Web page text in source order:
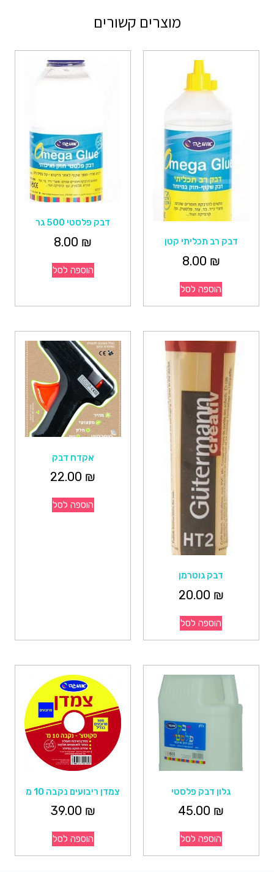
מוצרים קשורים
דבק רב תכליתי קטן
8.00 ₪
הוספה לסל
דבק פלסטי 500 גר
8.00 ₪
הוספה לסל
דבק גוטרמן
20.00 ₪
הוספה לסל
אקדח דבק
22.00 ₪
הוספה לסל
גלון דבק פלסטי
45.00 ₪
הוספה לסל
צמדן ריבועים נקבה 10 מ
39.00 ₪
הוספה לסל